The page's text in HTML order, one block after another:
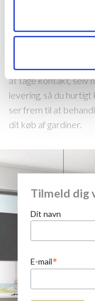
er med dig hele
god handel. Du kan
kundesupport, hvor
Ingen problemer er
at tage kontakt, selv
levering, så du
ser frem til at
dit køb af gardiner.
Tilmeld dig
Dit navn
E-mail*